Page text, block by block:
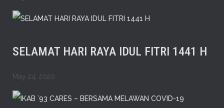
SELAMAT HARI RAYA IDUL FITRI 1441 H
May 24, 2020